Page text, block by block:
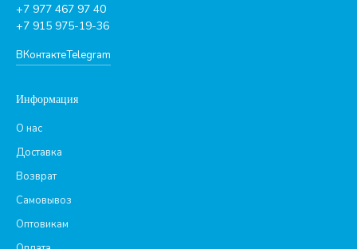
+7 977 467 97 40
+7 915 975-19-36
ВКонтактеTelegram
Информация
О нас
Доставка
Возврат
Самовывоз
Оптовикам